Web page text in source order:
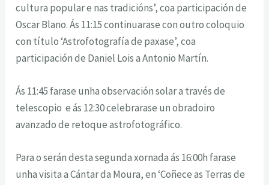
cultura popular e nas tradicións’, coa participación de
Oscar Blano. Ás 11:15 continuarase con outro coloquio
con título ‘Astrofotografía de paxase’, coa
participación de Daniel Lois a Antonio Martín.
Ás 11:45 farase unha observación solar a través de
telescopio e ás 12:30 celebrarase un obradoiro
avanzado de retoque astrofotográfico.
Para o serán desta segunda xornada ás 16:00h farase
unha visita a Cántar da Moura, en ‘Coñece as Terras de